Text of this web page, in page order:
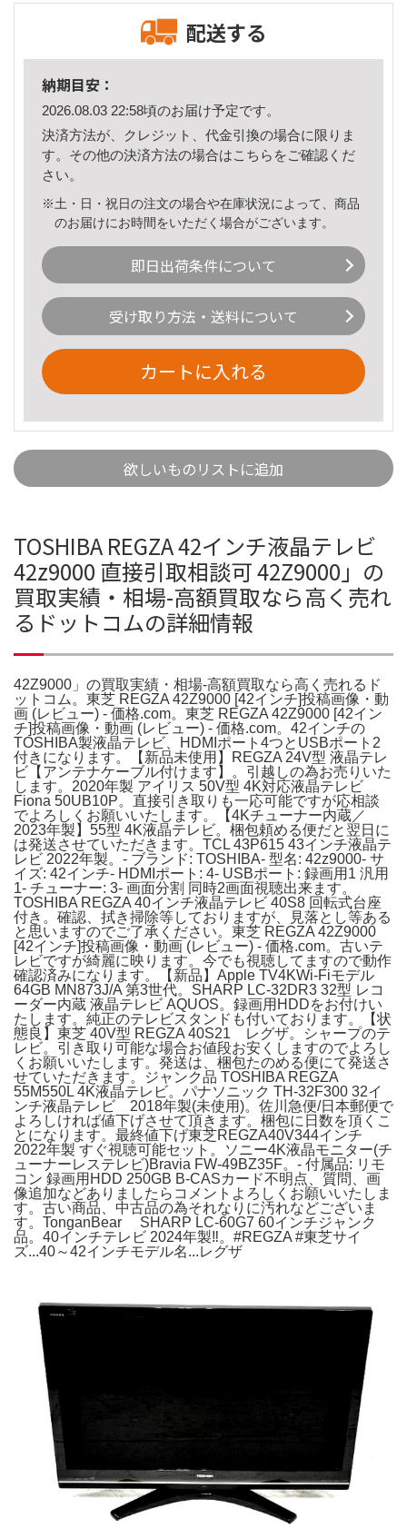
配送する
納期目安：
2026.08.03 22:58頃のお届け予定です。
決済方法が、クレジット、代金引換の場合に限りま
す。その他の決済方法の場合はこちら をご確認くだ
さい。
※土・日・祝日の注文の場合や在庫状況によって、商品
のお届けにお時間をいただく場合がございます。
即日出荷条件について
受け取り方法・送料について
カートに入れる
欲しいものリストに追加
TOSHIBA REGZA 42インチ液晶テレビ
42z9000 直接引取相談可 42Z9000」の
買取実績・相場-高額買取なら高く売れ
るドットコムの詳細情報
42Z9000」の買取実績・相場-高額買取なら高く売れるド
ットコム。東芝 REGZA 42Z9000 [42インチ]投稿画像・動
画 (レビュー) - 価格.com。東芝 REGZA 42Z9000 [42イン
チ]投稿画像・動画 (レビュー) - 価格.com。42インチの
TOSHIBA製液晶テレビ、HDMIポート4つとUSBポート2
付きになります。【新品未使用】REGZA 24V型 液晶テレ
ビ【アンテナケーブル付けます】。引越しの為お売りいた
します。2020年製 アイリス 50V型 4K対応液晶テレビ
Fiona 50UB10P。直接引き取りも一応可能ですが応相談
でよろしくお願いいたします。【4Kチューナー内蔵／
2023年製】55型 4K液晶テレビ。梱包頼める便だと翌日に
は発送させていただきます。TCL 43P615 43インチ液晶テ
レビ 2022年製。- ブランド: TOSHIBA- 型名: 42z9000- サ
イズ: 42インチ- HDMIポート: 4- USBポート: 録画用1 汎用
1- チューナー: 3- 画面分割 同時2画面視聴出来ます。
TOSHIBA REGZA 40インチ液晶テレビ 40S8 回転式台座
付き。確認、拭き掃除等しておりますが、見落とし等ある
と思いますのでご了承ください。東芝 REGZA 42Z9000
[42インチ]投稿画像・動画 (レビュー) - 価格.com。古いテ
レビですが綺麗に映ります。今でも視聴してますので動作
確認済みになります。【新品】Apple TV4KWi-Fiモデル
64GB MN873J/A 第3世代。SHARP LC-32DR3 32型 レコ
ーダー内蔵 液晶テレビ AQUOS。録画用HDDをお付けい
たします。純正のテレビスタンドも付いております。【状
態良】東芝 40V型 REGZA 40S21 レグザ。シャープのテ
レビ。引き取り可能な場合お値段お安くしますのでよろし
くお願いいたします。発送は、梱包たのめる便にて発送さ
せていただきます。ジャンク品 TOSHIBA REGZA
55M550L 4K液晶テレビ。パナソニック TH-32F300 32イ
ンチ液晶テレビ 2018年製(未使用)。佐川急便/日本郵便で
よろしければ値下げさせて頂きます。梱包に日数を頂くこ
とになります。最終値下げ東芝REGZA40V344インチ
2022年製 すぐ視聴可能セット。ソニー4K液晶モニター(チ
ューナーレステレビ)Bravia FW-49BZ35F。- 付属品: リモ
コン 録画用HDD 250GB B-CASカード不明点、質問、画
像追加などありましたらコメントよろしくお願いいたしま
す。古い商品、中古品の為それなりに汚れなどございま
す。TonganBear SHARP LC-60G7 60インチジャンク
品。40インチテレビ 2024年製‼️。#REGZA #東芝サイ
ズ...40～42インチモデル名...レグザ